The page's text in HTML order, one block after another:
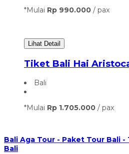
*Mulai Rp 990.000 / pax
Lihat Detail
Tiket Bali Hai
Bali
*Mulai Rp 1.705.000 / pax
Bali Aga Tour - Paket Tour Bali
Bali